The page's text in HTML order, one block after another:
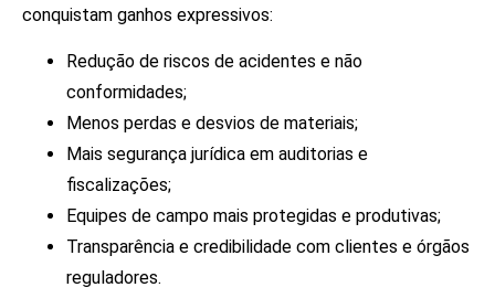
conquistam ganhos expressivos:
Redução de riscos de acidentes e não
conformidades;
Menos perdas e desvios de materiais;
Mais segurança jurídica em auditorias e
fiscalizações;
Equipes de campo mais protegidas e produtivas;
Transparência e credibilidade com clientes e órgãos
reguladores.